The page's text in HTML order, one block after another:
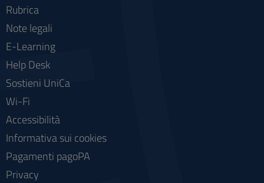
Rubrica
Note legali
E-Learning
Help Desk
Sostieni UniCa
Wi-Fi
Accessibilità
Informativa sui cookies
Pagamenti pagoPA
Privacy